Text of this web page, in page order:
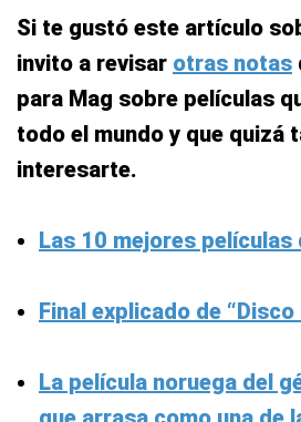
Si te gustó este artículo
invito a revisar otras notas
para Mag sobre películas
todo el mundo y que quizá
interesarte.
Las 10 mejores películas
Final explicado de “Disco
La película noruega del